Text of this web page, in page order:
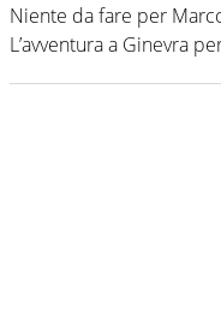
Niente da fare per
L’avventura a Ginevra